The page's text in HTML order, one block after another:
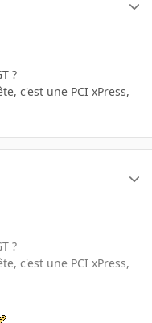
?
c'est une PCI xPress,
?
c'est une PCI xPress,